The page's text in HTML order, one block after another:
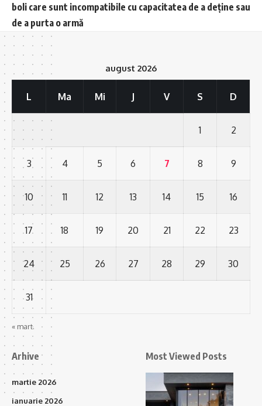
boli care sunt incompatibile cu capacitatea de a deține sau
de a purta o armă
august 2026
L Ma Mi J V S D
1 2
3 4 5 6 7 8 9
10 11 12 13 14 15 16
17 18 19 20 21 22 23
24 25 26 27 28 29 30
31
« mart.
Arhive
martie 2026
ianuarie 2026
Most Viewed Posts